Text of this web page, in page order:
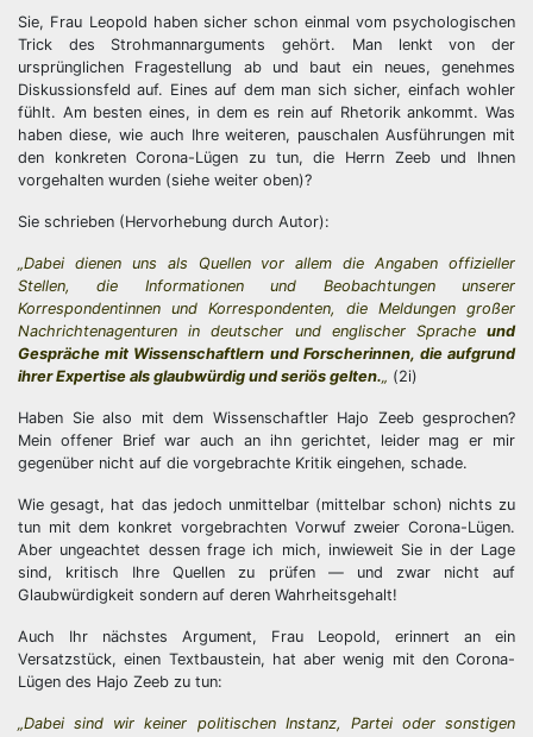
Sie, Frau Leopold haben sicher schon einmal vom psychologischen
Trick des Strohmannarguments gehört. Man lenkt von der
ursprünglichen Fragestellung ab und baut ein neues, genehmes
Diskussionsfeld auf. Eines auf dem man sich sicher, einfach wohler
fühlt. Am besten eines, in dem es rein auf Rhetorik ankommt. Was
haben diese, wie auch Ihre weiteren, pauschalen Ausführungen mit
den konkreten Corona-Lügen zu tun, die Herrn Zeeb und Ihnen
vorgehalten wurden (siehe weiter oben)?
Sie schrieben (Hervorhebung durch Autor):
„Dabei dienen uns als Quellen vor allem die Angaben offizieller
Stellen, die Informationen und Beobachtungen unserer
Korrespondentinnen und Korrespondenten, die Meldungen großer
Nachrichtenagenturen in deutscher und englischer Sprache und
Gespräche mit Wissenschaftlern und Forscherinnen, die aufgrund
ihrer Expertise als glaubwürdig und seriös gelten.„ (2i)
Haben Sie also mit dem Wissenschaftler Hajo Zeeb gesprochen?
Mein offener Brief war auch an ihn gerichtet, leider mag er mir
gegenüber nicht auf die vorgebrachte Kritik eingehen, schade.
Wie gesagt, hat das jedoch unmittelbar (mittelbar schon) nichts zu
tun mit dem konkret vorgebrachten Vorwuf zweier Corona-Lügen.
Aber ungeachtet dessen frage ich mich, inwieweit Sie in der Lage
sind, kritisch Ihre Quellen zu prüfen — und zwar nicht auf
Glaubwürdigkeit sondern auf deren Wahrheitsgehalt!
Auch Ihr nächstes Argument, Frau Leopold, erinnert an ein
Versatzstück, einen Textbaustein, hat aber wenig mit den Corona-
Lügen des Hajo Zeeb zu tun:
„Dabei sind wir keiner politischen Instanz, Partei oder sonstigen